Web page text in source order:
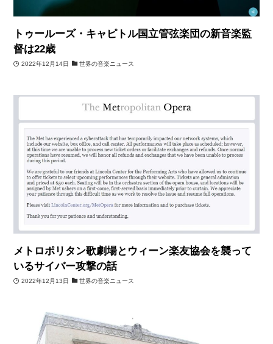
トゥールーズ・キャピトル国立管弦楽団の新音楽監
督は22歳
2022年12月14日 世界の音楽ニュース
メトロポリタン歌劇場とウィーン楽友協会を襲って
いるサイバー攻撃の話
2022年12月13日 世界の音楽ニュース